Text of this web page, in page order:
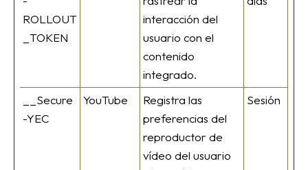
ROLLOUT
_TOKEN
interacción del
usuario con el
contenido
integrado.
__Secure
-YEC
YouTube
Registra las
preferencias del
reproductor de
vídeo del usuario
Sesión